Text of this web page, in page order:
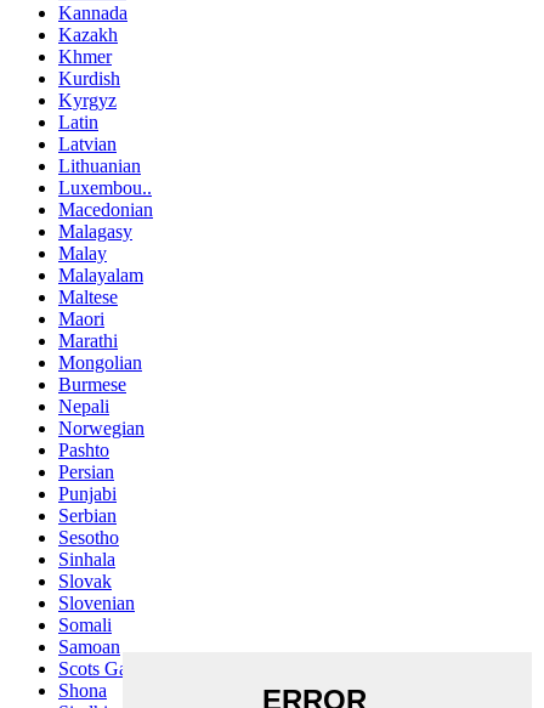
Kannada
Kazakh
Khmer
Kurdish
Kyrgyz
Latin
Latvian
Lithuanian
Luxembou..
Macedonian
Malagasy
Malay
Malayalam
Maltese
Maori
Marathi
Mongolian
Burmese
Nepali
Norwegian
Pashto
Persian
Punjabi
Serbian
Sesotho
Sinhala
Slovak
Slovenian
Somali
Samoan
Scots Gaelic
Shona